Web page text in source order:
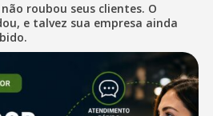
roubou seus clientes. O
e talvez sua empresa ainda